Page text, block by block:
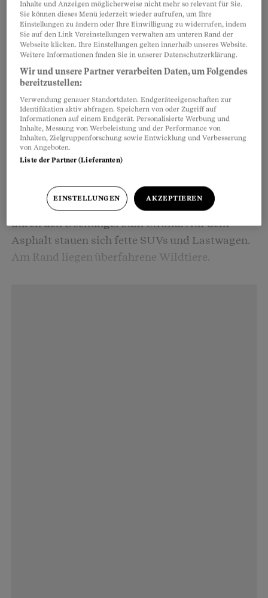
2017 macht die Zürcherin ihren Traum wahr. Sie
zieht auf die Yucatán-Halbinsel. Kurz darauf
wird zubetoniert. Hotelblock an Hotelblock reiht
sich an der einst palmengesäumten Sandstrasse
durch den Dschungel zum Strand. Auf dem
Asphalt stauen sich fette SUVs und Lastwagen.
Am Rand liegen überfahrene Wildtiere.
Inhalte und Anzeigen möglicherweise nicht mehr so relevant für Sie.
Sie können dieses Menü jederzeit wieder aufrufen, um Ihre
Einstellungen zu ändern oder Ihre Einwilligung zu widerrufen, indem
Sie auf den Link Voreinstellungen verwalten am unteren Rand der
Webseite klicken. Ihre Einstellungen gelten innerhalb unseres Website.
Weitere Informationen finden Sie in unserer Datenschutzerklärung.
Wir und unsere Partner verarbeiten Daten, um Folgendes
bereitzustellen:
Verwendung genauer Standortdaten. Endgeräteeigenschaften zur
Identifikation aktiv abfragen. Speichern von oder Zugriff auf
Informationen auf einem Endgerät. Personalisierte Werbung und
Inhalte, Messung von Werbeleistung und der Performance von
Inhalten, Zielgruppenforschung sowie Entwicklung und Verbesserung
von Angeboten.
Liste der Partner (Lieferanten)
EINSTELLUNGEN AKZEPTIEREN